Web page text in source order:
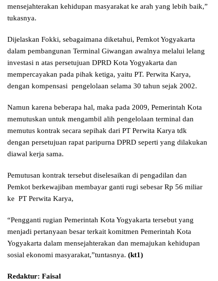
mensejahterakan kehidupan masyarakat ke arah yang lebih baik,”
tukasnya.
Dijelaskan Fokki, sebagaimana diketahui, Pemkot Yogyakarta
dalam pembangunan Terminal Giwangan awalnya melalui lelang
investasi n atas persetujuan DPRD Kota Yogyakarta dan
mempercayakan pada pihak ketiga, yaitu PT. Perwita Karya,
dengan kompensasi pengelolaan selama 30 tahun sejak 2002.
Namun karena beberapa hal, maka pada 2009, Pemerintah Kota
memutuskan untuk mengambil alih pengelolaan terminal dan
memutus kontrak secara sepihak dari PT Perwita Karya tdk
dengan persetujuan rapat paripurna DPRD seperti yang dilakukan
diawal kerja sama.
Pemutusan kontrak tersebut diselesaikan di pengadilan dan
Pemkot berkewajiban membayar ganti rugi sebesar Rp 56 miliar
ke PT Perwita Karya,
“Pengganti rugian Pemerintah Kota Yogyakarta tersebut yang
menjadi pertanyaan besar terkait komitmen Pemerintah Kota
Yogyakarta dalam mensejahterakan dan memajukan kehidupan
sosial ekonomi masyarakat,”tuntasnya. (kt1)
Redaktur: Faisal